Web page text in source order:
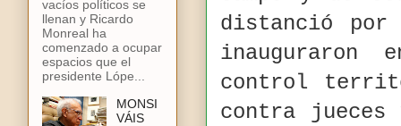
distanció por
inauguraron
control
contra jueces
vacíos políticos se
llenan y Ricardo
Monreal ha
comenzado a ocupar
espacios que el
presidente Lópe...
MONSI
VÁIS